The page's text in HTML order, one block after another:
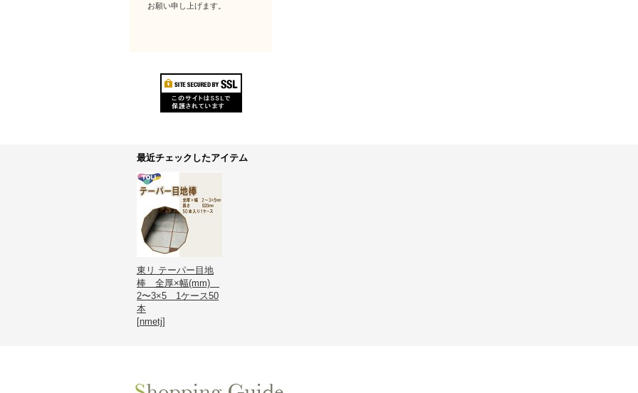
お願い申し上げます。
最近チェックしたアイテム
東リ テーパー目地
棒 全厚×幅(mm)
2〜3×5 1ケース50
本
[nmetj]